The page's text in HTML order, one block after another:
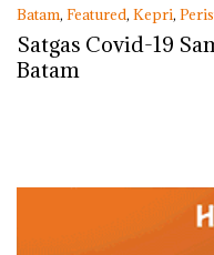
Batam, Featured, Kepri,
Satgas Covid-19
Batam